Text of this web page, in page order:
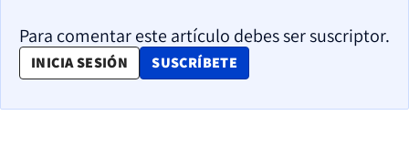
Para comentar este artículo debes ser suscriptor.
INICIA SESIÓN SUSCRÍBETE
OPENS IN NEW WINDOW